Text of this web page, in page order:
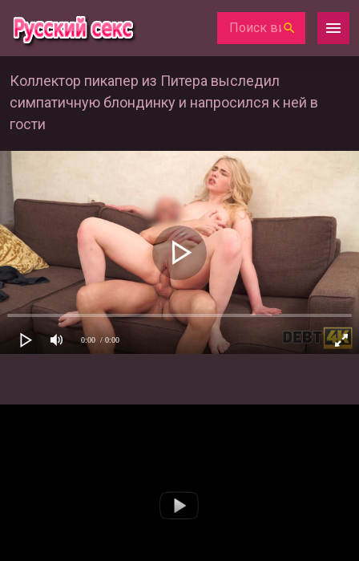
Коллектор пикапер из Питера выследил
симпатичную блондинку и напросился к ней в
гости
0:00 / 0:00